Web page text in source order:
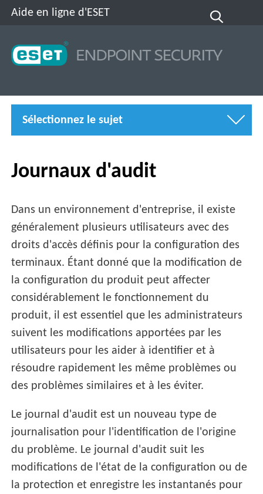
Aide en ligne d'ESET
Sélectionnez le sujet
Journaux d'audit
Dans un environnement d'entreprise, il existe
généralement plusieurs utilisateurs avec des
droits d'accès définis pour la configuration des
terminaux. Étant donné que la modification de
la configuration du produit peut affecter
considérablement le fonctionnement du
produit, il est essentiel que les administrateurs
suivent les modifications apportées par les
utilisateurs pour les aider à identifier et à
résoudre rapidement les même problèmes ou
des problèmes similaires et à les éviter.
Le journal d'audit est un nouveau type de
journalisation pour l'identification de l'origine
du problème. Le journal d'audit suit les
modifications de l'état de la configuration ou de
la protection et enregistre les instantanés pour